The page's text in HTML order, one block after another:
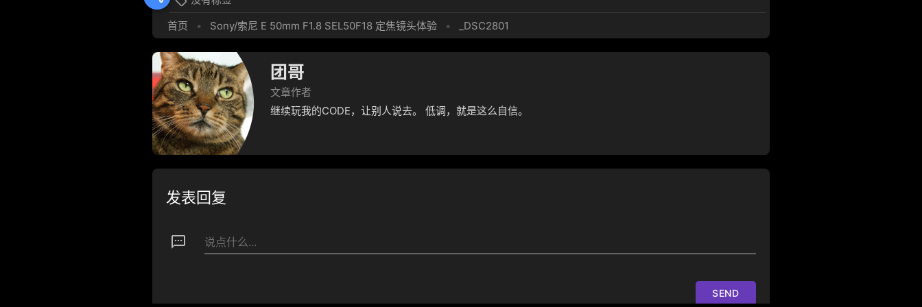
首页
• Sony/索尼 E 50mm F1.8 SEL50F18 定焦镜头体验 • _DSC2801
团哥
文章作者
继续玩我的CODE，让别人说去。 低调，就是这么自信。
发表回复
textsms 说点什么...